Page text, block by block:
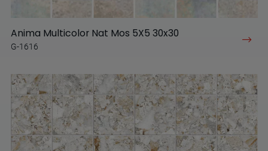
Anima Multicolor Nat Mos 5X5 30x30
G-1616